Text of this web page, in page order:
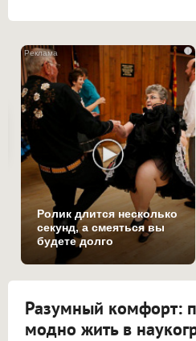
i
Ролик длится несколько
секунд, а смеяться вы
будете долго
Разумный комфорт:
модно жить в